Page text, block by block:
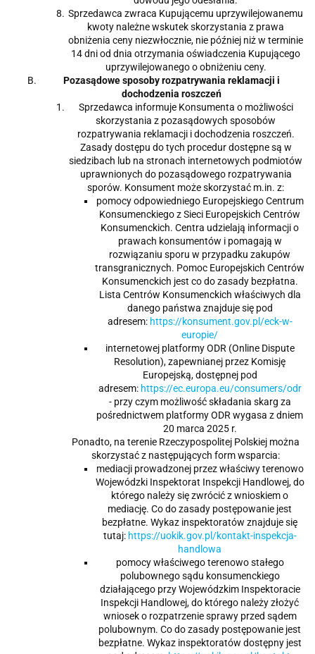
Sprzedawca zwraca Kupującemu uprzywilejowanemu
kwoty należne wskutek skorzystania z prawa
obniżenia ceny niezwłocznie, nie później niż w terminie
14 dni od dnia otrzymania oświadczenia Kupującego
uprzywilejowanego o obniżeniu ceny.
Pozasądowe sposoby rozpatrywania reklamacji i
dochodzenia roszczeń
Sprzedawca informuje Konsumenta o możliwości
skorzystania z pozasądowych sposobów
rozpatrywania reklamacji i dochodzenia roszczeń.
Zasady dostępu do tych procedur dostępne są w
siedzibach lub na stronach internetowych podmiotów
uprawnionych do pozasądowego rozpatrywania
sporów. Konsument może skorzystać m.in. z:
pomocy odpowiedniego Europejskiego Centrum
Konsumenckiego z Sieci Europejskich Centrów
Konsumenckich. Centra udzielają informacji o
prawach konsumentów i pomagają w
rozwiązaniu sporu w przypadku zakupów
transgranicznych. Pomoc Europejskich Centrów
Konsumenckich jest co do zasady bezpłatna.
Lista Centrów Konsumenckich właściwych dla
danego państwa znajduje się pod
adresem: https://konsument.gov.pl/eck-w-
europie/
internetowej platformy ODR (Online Dispute
Resolution), zapewnianej przez Komisję
Europejską, dostępnej pod
adresem: https://ec.europa.eu/consumers/odr
- przy czym możliwość składania skarg za
pośrednictwem platformy ODR wygasa z dniem
20 marca 2025 r.
Ponadto, na terenie Rzeczypospolitej Polskiej można
skorzystać z następujących form wsparcia:
mediacji prowadzonej przez właściwy terenowo
Wojewódzki Inspektorat Inspekcji Handlowej, do
którego należy się zwrócić z wnioskiem o
mediację. Co do zasady postępowanie jest
bezpłatne. Wykaz inspektoratów znajduje się
tutaj: https://uokik.gov.pl/kontakt-inspekcja-
handlowa
pomocy właściwego terenowo stałego
polubownego sądu konsumenckiego
działającego przy Wojewódzkim Inspektoracie
Inspekcji Handlowej, do którego należy złożyć
wniosek o rozpatrzenie sprawy przed sądem
polubownym. Co do zasady postępowanie jest
bezpłatne. Wykaz inspektoratów dostępny jest